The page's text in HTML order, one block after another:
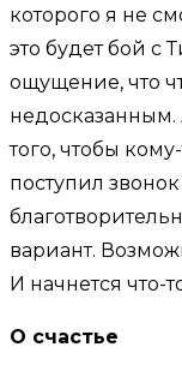
которого я не
это будет бой с
ощущение, что
того, чтобы
поступил
вариант.
И начнется что-
О счастье